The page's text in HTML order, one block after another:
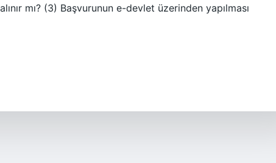
mı? (3) Başvurunun e-devlet üzerinden yapılması